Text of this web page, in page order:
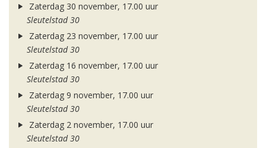
Zaterdag 30 november, 17.00 uur
Sleutelstad 30
Zaterdag 23 november, 17.00 uur
Sleutelstad 30
Zaterdag 16 november, 17.00 uur
Sleutelstad 30
Zaterdag 9 november, 17.00 uur
Sleutelstad 30
Zaterdag 2 november, 17.00 uur
Sleutelstad 30